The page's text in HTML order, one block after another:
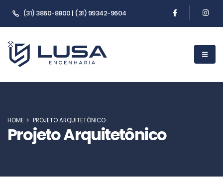
(31) 3860-8800 | (31) 99342-9604
Projeto Arquitetônico
HOME PROJETO ARQUITETÔNICO